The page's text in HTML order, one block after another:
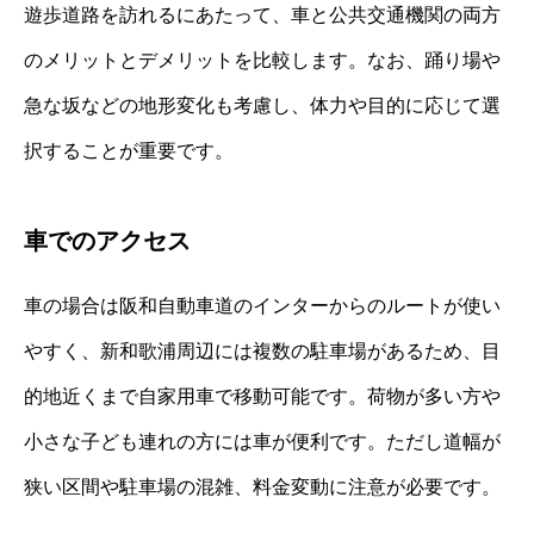
遊歩道路を訪れるにあたって、車と公共交通機関の両方
のメリットとデメリットを比較します。なお、踊り場や
急な坂などの地形変化も考慮し、体力や目的に応じて選
択することが重要です。
車でのアクセス
車の場合は阪和自動車道のインターからのルートが使い
やすく、新和歌浦周辺には複数の駐車場があるため、目
的地近くまで自家用車で移動可能です。荷物が多い方や
小さな子ども連れの方には車が便利です。ただし道幅が
狭い区間や駐車場の混雑、料金変動に注意が必要です。